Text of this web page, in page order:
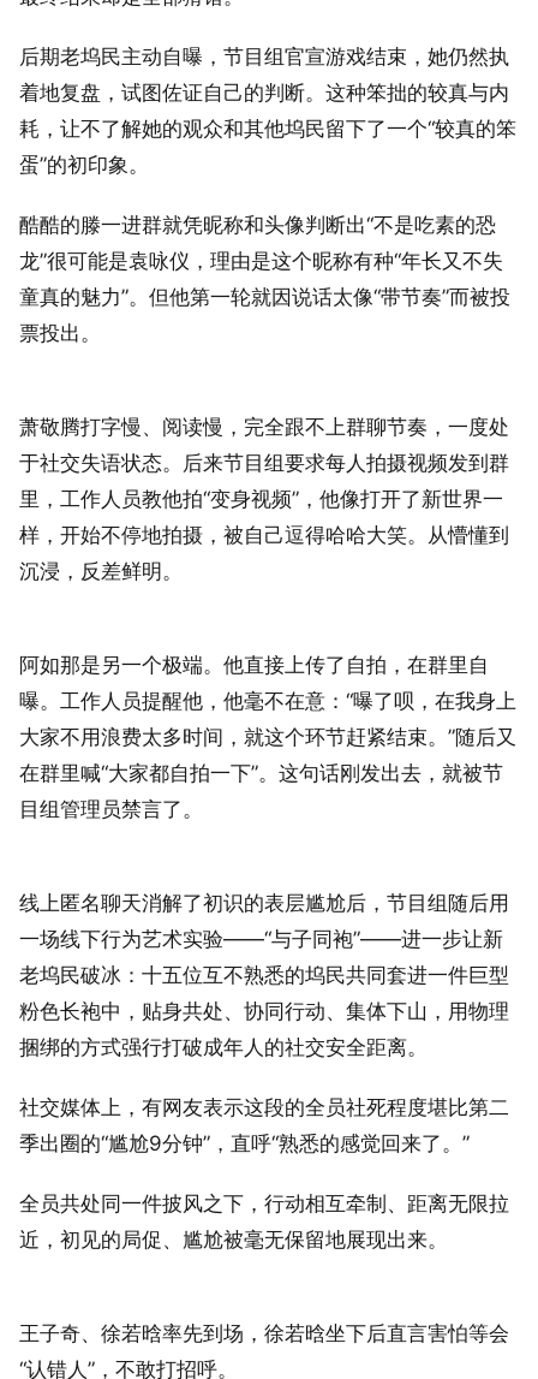
后期老坞民主动自曝，节目组官宣游戏结束，她仍然执
着地复盘，试图佐证自己的判断。这种笨拙的较真与内
耗，让不了解她的观众和其他坞民留下了一个“较真的笨
蛋”的初印象。
酷酷的滕一进群就凭昵称和头像判断出“不是吃素的恐
龙”很可能是袁咏仪，理由是这个昵称有种“年长又不失
童真的魅力”。但他第一轮就因说话太像“带节奏”而被投
票投出。
萧敬腾打字慢、阅读慢，完全跟不上群聊节奏，一度处
于社交失语状态。后来节目组要求每人拍摄视频发到群
里，工作人员教他拍“变身视频”，他像打开了新世界一
样，开始不停地拍摄，被自己逗得哈哈大笑。从懵懂到
沉浸，反差鲜明。
阿如那是另一个极端。他直接上传了自拍，在群里自
曝。工作人员提醒他，他毫不在意：“曝了呗，在我身上
大家不用浪费太多时间，就这个环节赶紧结束。”随后又
在群里喊“大家都自拍一下”。这句话刚发出去，就被节
目组管理员禁言了。
线上匿名聊天消解了初识的表层尴尬后，节目组随后用
一场线下行为艺术实验——“与子同袍”——进一步让新
老坞民破冰：十五位互不熟悉的坞民共同套进一件巨型
粉色长袍中，贴身共处、协同行动、集体下山，用物理
捆绑的方式强行打破成年人的社交安全距离。
社交媒体上，有网友表示这段的全员社死程度堪比第二
季出圈的“尴尬9分钟”，直呼“熟悉的感觉回来了。”
全员共处同一件披风之下，行动相互牵制、距离无限拉
近，初见的局促、尴尬被毫无保留地展现出来。
王子奇、徐若晗率先到场，徐若晗坐下后直言害怕等会
“认错人”，不敢打招呼。